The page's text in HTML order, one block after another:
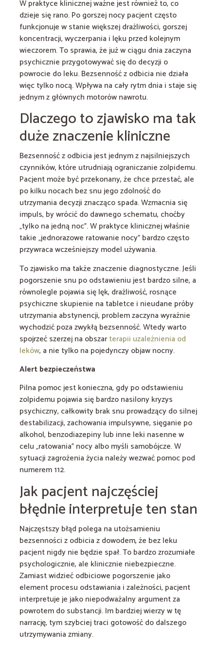
W praktyce klinicznej ważne jest również to, co
dzieje się rano. Po gorszej nocy pacjent często
funkcjonuje w stanie większej drażliwości, gorszej
koncentracji, wyczerpania i lęku przed kolejnym
wieczorem. To sprawia, że już w ciągu dnia zaczyna
psychicznie przygotowywać się do decyzji o
powrocie do leku. Bezsenność z odbicia nie działa
więc tylko nocą. Wpływa na cały rytm dnia i staje się
jednym z głównych motorów nawrotu.
Dlaczego to zjawisko ma tak
duże znaczenie kliniczne
Bezsenność z odbicia jest jednym z najsilniejszych
czynników, które utrudniają ograniczanie zolpidemu.
Pacjent może być przekonany, że chce przestać, ale
po kilku nocach bez snu jego zdolność do
utrzymania decyzji znacząco spada. Wzmacnia się
impuls, by wrócić do dawnego schematu, choćby
„tylko na jedną noc”. W praktyce klinicznej właśnie
takie „jednorazowe ratowanie nocy” bardzo często
przywraca wcześniejszy model używania.
To zjawisko ma także znaczenie diagnostyczne. Jeśli
pogorszenie snu po odstawieniu jest bardzo silne, a
równolegle pojawia się lęk, drażliwość, rosnące
psychiczne skupienie na tabletce i nieudane próby
utrzymania abstynencji, problem zaczyna wyraźnie
wychodzić poza zwykłą bezsenność. Wtedy warto
spojrzeć szerzej na obszarterapii uzależnienia od
leków, a nie tylko na pojedynczy objaw nocny.
Alert bezpieczeństwa
Pilna pomoc jest konieczna, gdy po odstawieniu
zolpidemu pojawia się bardzo nasilony kryzys
psychiczny, całkowity brak snu prowadzący do silnej
destabilizacji, zachowania impulsywne, sięganie po
alkohol, benzodiazepiny lub inne leki nasenne w
celu „ratowania” nocy albo myśli samobójcze. W
sytuacji zagrożenia życia należy wezwać pomoc pod
numerem 112.
Jak pacjent najczęściej
błędnie interpretuje ten stan
Najczęstszy błąd polega na utożsamieniu
bezsenności z odbicia z dowodem, że bez leku
pacjent nigdy nie będzie spał. To bardzo zrozumiałe
psychologicznie, ale klinicznie niebezpieczne.
Zamiast widzieć odbiciowe pogorszenie jako
element procesu odstawiania i zależności, pacjent
interpretuje je jako niepodważalny argument za
powrotem do substancji. Im bardziej wierzy w tę
narrację, tym szybciej traci gotowość do dalszego
utrzymywania zmiany.